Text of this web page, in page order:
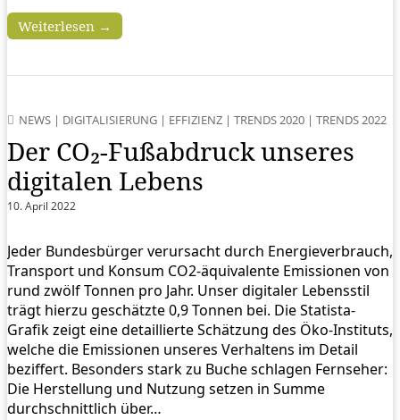
Weiterlesen →
NEWS | DIGITALISIERUNG | EFFIZIENZ | TRENDS 2020 | TRENDS 2022
Der CO₂-Fußabdruck unseres
digitalen Lebens
10. April 2022
Jeder Bundesbürger verursacht durch Energieverbrauch,
Transport und Konsum CO2-äquivalente Emissionen von
rund zwölf Tonnen pro Jahr. Unser digitaler Lebensstil
trägt hierzu geschätzte 0,9 Tonnen bei. Die Statista-
Grafik zeigt eine detaillierte Schätzung des Öko-Instituts,
welche die Emissionen unseres Verhaltens im Detail
beziffert. Besonders stark zu Buche schlagen Fernseher:
Die Herstellung und Nutzung setzen in Summe
durchschnittlich über…